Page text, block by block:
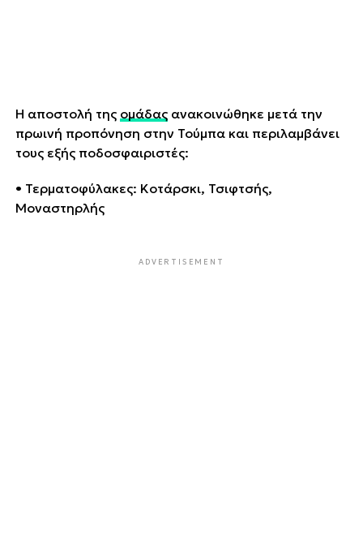
Η αποστολή της ομάδαςανακοινώθηκε μετά την
πρωινή προπόνηση στην Τούμπα και περιλαμβάνει
τους εξής ποδοσφαιριστές:
• Τερματοφύλακες: Κοτάρσκι, Τσιφτσής,
Μοναστηρλής
ADVERTISEMENT